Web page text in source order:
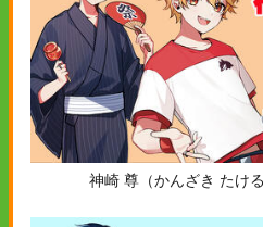
神崎 尊（かんざき たけ